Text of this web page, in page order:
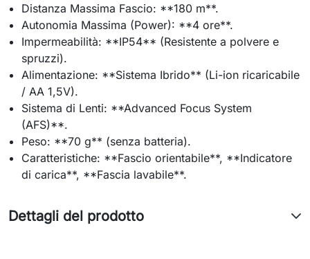
Distanza Massima Fascio: **180 m**.
Autonomia Massima (Power): **4 ore**.
Impermeabilità: **IP54** (Resistente a polvere e
spruzzi).
Alimentazione: **Sistema Ibrido** (Li-ion ricaricabile
/ AA 1,5V).
Sistema di Lenti: **Advanced Focus System
(AFS)**.
Peso: **70 g** (senza batteria).
Caratteristiche: **Fascio orientabile**, **Indicatore
di carica**, **Fascia lavabile**.
Dettagli del prodotto